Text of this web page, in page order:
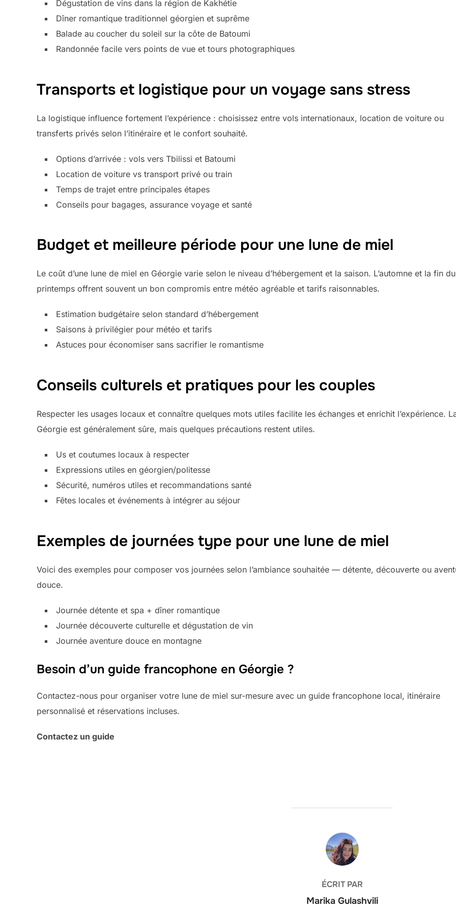
Dégustation de vins dans la région de Kakhétie
Dîner romantique traditionnel géorgien et suprême
Balade au coucher du soleil sur la côte de Batoumi
Randonnée facile vers points de vue et tours photographiques
Transports et logistique pour un voyage sans stress
La logistique influence fortement l’expérience : choisissez entre vols internationaux, location de voiture ou
transferts privés selon l’itinéraire et le confort souhaité.
Options d’arrivée : vols vers Tbilissi et Batoumi
Location de voiture vs transport privé ou train
Temps de trajet entre principales étapes
Conseils pour bagages, assurance voyage et santé
Budget et meilleure période pour une lune de miel
Le coût d’une lune de miel en Géorgie varie selon le niveau d’hébergement et la saison. L’automne et la fin du
printemps offrent souvent un bon compromis entre météo agréable et tarifs raisonnables.
Estimation budgétaire selon standard d’hébergement
Saisons à privilégier pour météo et tarifs
Astuces pour économiser sans sacrifier le romantisme
Conseils culturels et pratiques pour les couples
Respecter les usages locaux et connaître quelques mots utiles facilite les échanges et enrichit l’expérience.
Géorgie est généralement sûre, mais quelques précautions restent utiles.
Us et coutumes locaux à respecter
Expressions utiles en géorgien/politesse
Sécurité, numéros utiles et recommandations santé
Fêtes locales et événements à intégrer au séjour
Exemples de journées type pour une lune de miel
Voici des exemples pour composer vos journées selon l’ambiance souhaitée — détente, découverte ou
douce.
Journée détente et spa + dîner romantique
Journée découverte culturelle et dégustation de vin
Journée aventure douce en montagne
Besoin d’un guide francophone en Géorgie ?
Contactez-nous pour organiser votre lune de miel sur-mesure avec un guide francophone local, itinéraire
personnalisé et réservations incluses.
Contactez un guide
AUTEUR DE LA PUBLICATION
ÉCRIT PAR
Marika Gulashvili